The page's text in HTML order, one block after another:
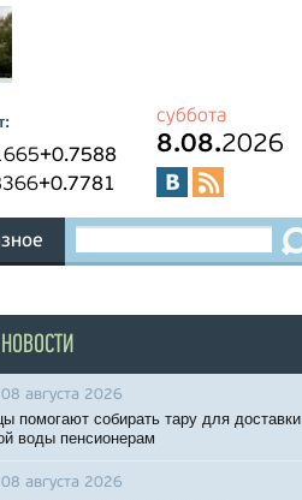
+0.7588
+0.7781
суббота
8.08.2026
08 августа 2026
помогают собирать тару для доставки
воды пенсионерам
08 августа 2026